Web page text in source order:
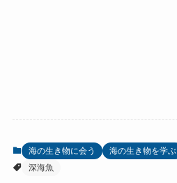
海の生き物に会う 海の生き物を学ぶ
深海魚